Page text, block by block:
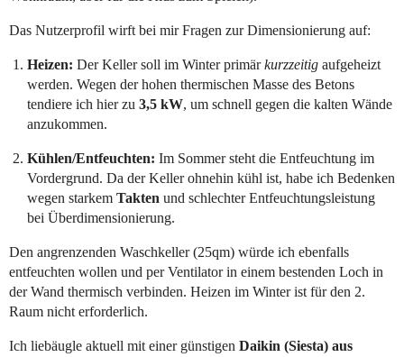
Das Nutzerprofil wirft bei mir Fragen zur Dimensionierung auf:
Heizen: Der Keller soll im Winter primärkurzzeitig aufgeheizt
werden. Wegen der hohen thermischen Masse des Betons
tendiere ich hier zu 3,5 kW, um schnell gegen die kalten Wände
anzukommen.
Kühlen/Entfeuchten: Im Sommer steht die Entfeuchtung im
Vordergrund. Da der Keller ohnehin kühl ist, habe ich Bedenken
wegen starkem Takten und schlechter Entfeuchtungsleistung
bei Überdimensionierung.
Den angrenzenden Waschkeller (25qm) würde ich ebenfalls
entfeuchten wollen und per Ventilator in einem bestenden Loch in
der Wand thermisch verbinden. Heizen im Winter ist für den 2.
Raum nicht erforderlich.
Ich liebäugle aktuell mit einer günstigen Daikin (Siesta) aus